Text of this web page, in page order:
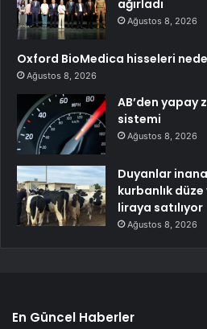
ağırladı
Ağustos 8, 2026
Oxford BioMedica hisseleri
Ağustos 8, 2026
AB’den yapay
sistemi
Ağustos 8, 2026
Duyanlar
kurbanlık
liraya satılıyor
Ağustos 8, 2026
En Güncel Haberler